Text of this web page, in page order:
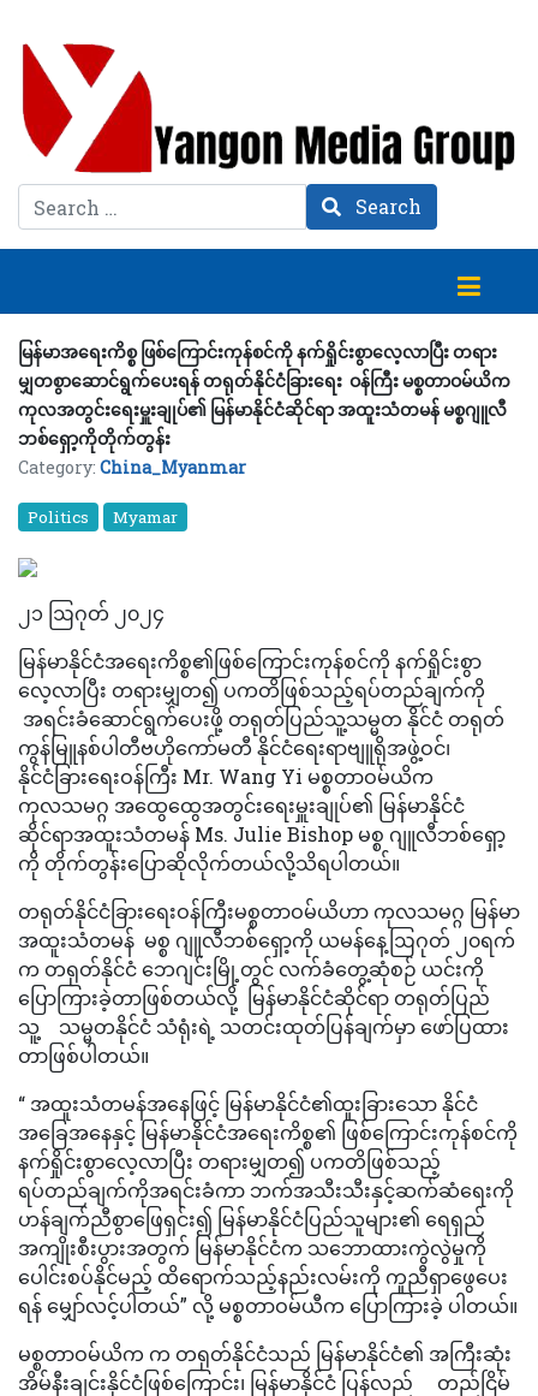
Search Search
မြန်မာအရေးကိစ္စ ဖြစ်ကြောင်းကုန်စင်ကို နက်ရှိုင်းစွာလေ့လာပြီး တရား
မျှတစွာဆောင်ရွက်ပေးရန် တရုတ်နိုင်ငံခြားရေး ဝန်ကြီး မစ္စတာဝမ်ယိက
ကုလအတွင်းရေးမှူးချုပ်၏ မြန်မာနိုင်ငံဆိုင်ရာ အထူးသံတမန် မစ္စဂျူလီ
ဘစ်ရှော့ကိုတိုက်တွန်း
Category: China_Myanmar
Politics Myamar
၂၁ ဩဂုတ် ၂၀၂၄
မြန်မာနိုင်ငံအရေးကိစ္စ၏ဖြစ်ကြောင်းကုန်စင်ကို နက်ရှိုင်းစွာ
လေ့လာပြီး တရားမျှတ၍ ပကတိဖြစ်သည့်ရပ်တည်ချက်ကို
အရင်းခံဆောင်ရွက်ပေးဖို့ တရုတ်ပြည်သူ့သမ္မတ နိုင်ငံ တရုတ်
ကွန်မြူနစ်ပါတီဗဟိုကော်မတီ နိုင်ငံရေးရာဗျူရိုအဖွဲ့ဝင်၊
နိုင်ငံခြားရေးဝန်ကြီး Mr. Wang Yi မစ္စတာဝမ်ယိက
ကုလသမဂ္ဂ အထွေထွေအတွင်းရေးမှူးချုပ်၏ မြန်မာနိုင်ငံ
ဆိုင်ရာအထူးသံတမန် Ms. Julie Bishop မစ္စ ဂျူလီဘစ်ရှော့
ကို တိုက်တွန်းပြောဆိုလိုက်တယ်လို့သိရပါတယ်။
တရုတ်နိုင်ငံခြားရေးဝန်ကြီးမစ္စတာဝမ်ယိဟာ ကုလသမဂ္ဂ မြန်မာ
အထူးသံတမန် မစ္စ ဂျူလီဘစ်ရှော့ကို ယမန်နေ့ဩဂုတ် ၂၀ရက်
က တရုတ်နိုင်ငံ ဘေဂျင်းမြို့တွင် လက်ခံတွေ့ဆုံစဉ် ယင်းကို
ပြောကြားခဲ့တာဖြစ်တယ်လို့ မြန်မာနိုင်ငံဆိုင်ရာ တရုတ်ပြည်
သူ့ သမ္မတနိုင်ငံ သံရုံးရဲ့ သတင်းထုတ်ပြန်ချက်မှာ ဖော်ပြထား
တာဖြစ်ပါတယ်။
“ အထူးသံတမန်အနေဖြင့် မြန်မာနိုင်ငံ၏ထူးခြားသော နိုင်ငံ
အခြေအနေနှင့် မြန်မာနိုင်ငံအရေးကိစ္စ၏ ဖြစ်ကြောင်းကုန်စင်ကို
နက်ရှိုင်းစွာလေ့လာပြီး တရားမျှတ၍ ပကတိဖြစ်သည့်
ရပ်တည်ချက်ကိုအရင်းခံကာ ဘက်အသီးသီးနှင့်ဆက်ဆံရေးကို
ဟန်ချက်ညီစွာဖြေရှင်း၍ မြန်မာနိုင်ငံပြည်သူများ၏ ရေရှည်
အကျိုးစီးပွားအတွက် မြန်မာနိုင်ငံက သဘောထားကွဲလွဲမှုကို
ပေါင်းစပ်နိုင်မည့် ထိရောက်သည့်နည်းလမ်းကို ကူညီရှာဖွေပေး
ရန် မျှော်လင့်ပါတယ်” လို့ မစ္စတာဝမ်ယီက ပြောကြားခဲ့ ပါတယ်။
မစ္စတာဝမ်ယိက က တရုတ်နိုင်ငံသည် မြန်မာနိုင်ငံ၏ အကြီးဆုံး
အိမ်နီးချင်းနိုင်ငံဖြစ်ကြောင်း၊ မြန်မာနိုင်ငံ ပြန်လည် တည်ငြိမ်